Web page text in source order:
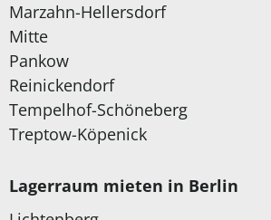
Marzahn-Hellersdorf
Mitte
Pankow
Reinickendorf
Tempelhof-Schöneberg
Treptow-Köpenick
Lagerraum mieten in Berlin